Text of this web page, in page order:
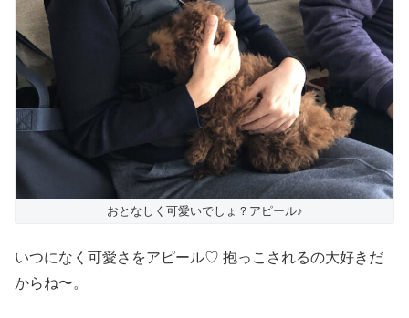
おとなしく可愛いでしょ？アピール♪
いつになく可愛さをアピール♡ 抱っこされるの大好きだ
からね〜。